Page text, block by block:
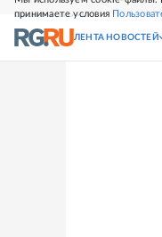
принимаете условия
СВЕЖИЙ НОМЕР
ЛЕНТА НОВОСТЕЙ